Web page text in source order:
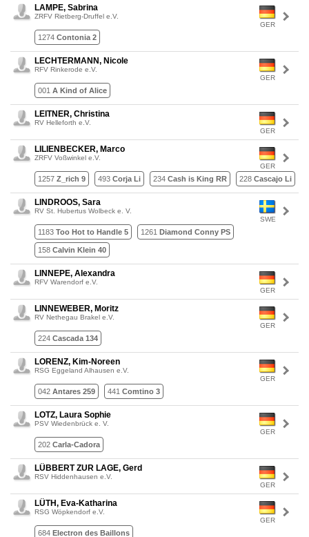
GER
LAMPE, Sabrina
ZRFV Rietberg-Druffel e.V.
1274 Contonia 2
GER
LECHTERMANN, Nicole
RFV Rinkerode e.V.
001 A Kind of Alice
GER
LEITNER, Christina
RV Helleforth e.V.
GER
LILIENBECKER, Marco
ZRFV Voßwinkel e.V.
1257 Z_rich 9 493 Corja Li 234 Cash is King RR 228 Cascajo Li
SWE
LINDROOS, Sara
RV St. Hubertus Wolbeck e. V.
1183 Too Hot to Handle 5 1261 Diamond Conny PS
158 Calvin Klein 40
GER
LINNEPE, Alexandra
RFV Warendorf e.V.
GER
LINNEWEBER, Moritz
RV Nethegau Brakel e.V.
224 Cascada 134
GER
LORENZ, Kim-Noreen
RSG Eggeland Alhausen e.V.
042 Antares 259 441 Comtino 3
GER
LOTZ, Laura Sophie
PSV Wiedenbrück e. V.
202 Carla-Cadora
GER
LÜBBERT ZUR LAGE, Gerd
RSV Hiddenhausen e.V.
GER
LÜTH, Eva-Katharina
RSG Wöpkendorf e.V.
684 Electron des Baillons